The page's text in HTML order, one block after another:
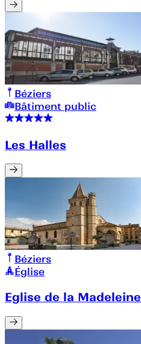
Béziers
Bâtiment public
Les Halles
Béziers
Église
Eglise de la Madeleine